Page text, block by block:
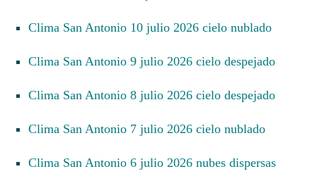
Clima San Antonio 10 julio 2026 cielo nublado
Clima San Antonio 9 julio 2026 cielo despejado
Clima San Antonio 8 julio 2026 cielo despejado
Clima San Antonio 7 julio 2026 cielo nublado
Clima San Antonio 6 julio 2026 nubes dispersas